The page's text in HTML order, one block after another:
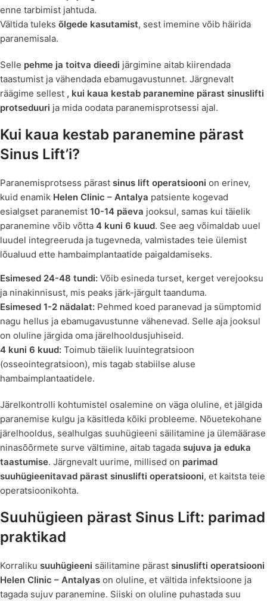
enne tarbimist jahtuda.
Vältida tuleks õlgede kasutamist, sest imemine võib häirida
paranemisala.
Selle pehme ja toitva dieedi järgimine aitab kiirendada
taastumist ja vähendada ebamugavustunnet. Järgnevalt
räägime sellest , kui kaua kestab paranemine pärast sinuslifti
protseduuri ja mida oodata paranemisprotsessi ajal.
Kui kaua kestab paranemine pärast
Sinus Lift’i?
Paranemisprotsess pärast sinus lift operatsiooni on erinev,
kuid enamik Helen Clinic – Antalya patsiente kogevad
esialgset paranemist 10-14 päeva jooksul, samas kui täielik
paranemine võib võtta 4 kuni 6 kuud. See aeg võimaldab uuel
luudel integreeruda ja tugevneda, valmistades teie ülemist
lõualuud ette hambaimplantaatide paigaldamiseks.
Esimesed 24-48 tundi: Võib esineda turset, kerget verejooksu
ja ninakinnisust, mis peaks järk-järgult taanduma.
Esimesed 1-2 nädalat: Pehmed koed paranevad ja sümptomid
nagu hellus ja ebamugavustunne vähenevad. Selle aja jooksul
on oluline järgida oma järelhooldusjuhiseid.
4 kuni 6 kuud: Toimub täielik luuintegratsioon
(osseointegratsioon), mis tagab stabiilse aluse
hambaimplantaatidele.
Järelkontrolli kohtumistel osalemine on väga oluline, et jälgida
paranemise kulgu ja käsitleda kõiki probleeme. Nõuetekohane
järelhooldus, sealhulgas suuhügieeni säilitamine ja ülemäärase
ninasõõrmete surve vältimine, aitab tagada sujuva ja eduka
taastumise. Järgnevalt uurime, millised on parimad
suuhügieenitavad pärast sinuslifti operatsiooni, et kaitsta teie
operatsioonikohta.
Suuhügieen pärast Sinus Lift: parimad
praktikad
Korraliku suuhügieeni säilitamine pärast sinuslifti operatsiooni
Helen Clinic – Antalyas on oluline, et vältida infektsioone ja
tagada sujuv paranemine. Siiski on oluline puhastada suu